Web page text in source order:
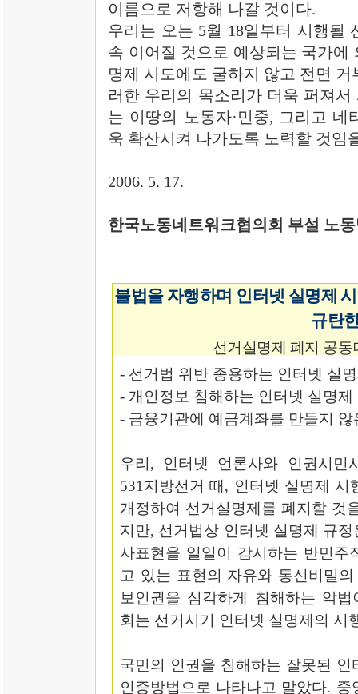
이름으로 저항해 나갈 것이다.
우리는 오는 5월 18일부터 시행될
속 이어질 것으로 예상되는 국가
명제 시도에도 굴하지 않고 전면
러한 우리의 목소리가 더욱 퍼져
는 이땅의 노동자·민중, 그리고
욱 확산시켜 나가도록 노력할 것임
2006. 5. 17.
한국노동네트워크협의회 부설 노
불법을 자행하며 인터넷 실명제
규탄
선거실명제 폐지 공
- 선거법 위반 종용하는 인터넷 실
- 개인정보 침해하는 인터넷 실명
- 금융기관에 예금계좌를 만들지
우리, 인터넷 언론사와 인권시민
531지방선거 때, 인터넷 실명제
개정하여 선거실명제를 폐지할 것
지만, 선거법상 인터넷 실명제 규
사표현을 일일이 감시하는 반민주
고 있는 표현의 자유와 통신비밀
보인권을 심각하게 침해하는 악
회는 선거시기 인터넷 실명제의 시
국민의 인권을 침해하는 잘못된
인증방법으로 나타나고 말았다.